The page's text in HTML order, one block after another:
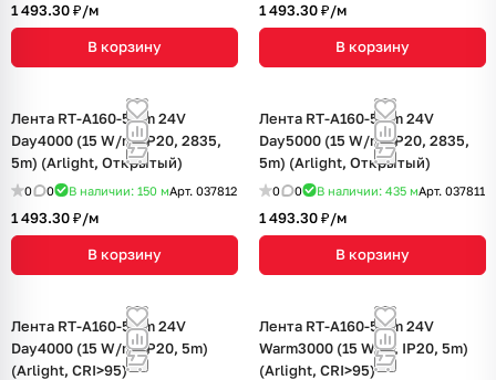
1 493.30 ₽/м
В корзину
1 493.30 ₽/м
В корзину
Лента RT-A160-5mm 24V
Day4000 (15 W/m, IP20, 2835,
5m) (Arlight, Открытый)
0 0 В наличии: 150 мАрт. 037812
1 493.30 ₽/м
В корзину
Лента RT-A160-5mm 24V
Day5000 (15 W/m, IP20, 2835,
5m) (Arlight, Открытый)
0 0 В наличии: 435 мАрт. 037811
1 493.30 ₽/м
В корзину
Лента RT-A160-5mm 24V
Day4000 (15 W/m, IP20, 5m)
(Arlight, CRI>95)
Лента RT-A160-5mm 24V
Warm3000 (15 W/m, IP20, 5m)
(Arlight, CRI>95)